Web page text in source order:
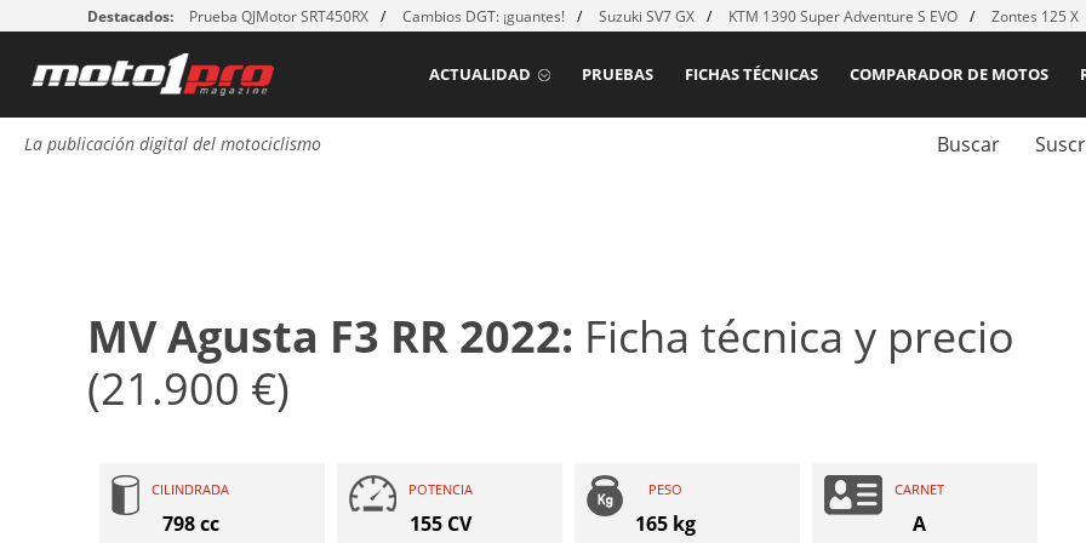
Destacados: Prueba QJMotor SRT450RX Cambios DGT: ¡guantes! Suzuki SV7 GX KTM 1390 Super Adventure S EVO Zontes 125 X
COMPARADOR DE MOTOS
FICHAS TÉCNICAS
PRUEBAS
ACTUALIDAD
La publicación digital del motociclismo Buscar
MV Agusta F3 RR 2022: Ficha técnica y precio
(21.900 €)
CILINDRADA
798 cc
POTENCIA
155 CV
PESO
165 kg
CARNET
A